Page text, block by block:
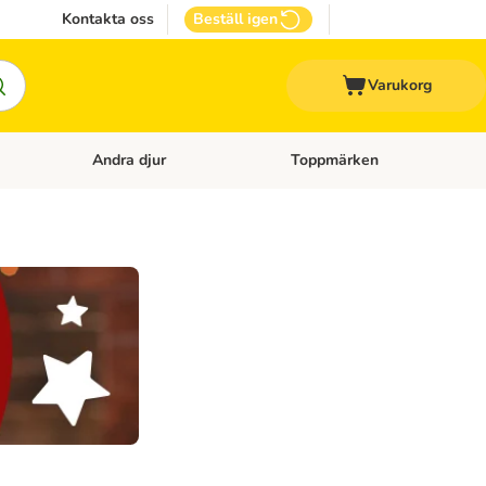
Kontakta oss Beställ igen
Varukorg
Open category menu: Veterinärfoder
Andra djur Open category menu: Andra
Toppmärken